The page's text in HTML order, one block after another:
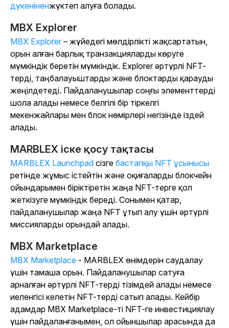
дүкеніненжүктеп алуға болады.
MBX Explorer
MBX Explorer – жүйедегі мөлдірлікті жақсартатын,
орын алған барлық транзакцияларды көруге
мүмкіндік беретін мүмкіндік. Explorer әртүрлі NFT-
терді, таңбалауыштарды және блоктарды қарауды
жеңілдетеді. Пайдаланушылар соңғы элементтерді
шола алады немесе белгілі бір тіркелгі
мекенжайлары мен блок нөмірлері негізінде іздей
алады.
MARBLEX іске қосу тақтасы
MARBLEX Launchpad сізге бастапқы NFT ұсынысы
ретінде жұмыс істейтін және оқиғаларды блокчейн
ойындарымен біріктіретін жаңа NFT-терге қол
жеткізуге мүмкіндік береді. Сонымен қатар,
пайдаланушылар жаңа NFT ұтып алу үшін әртүрлі
миссияларды орындай алады.
MBX Marketplace
MBX Marketplace - MARBLEX өнімдерін саудалау
үшін тамаша орын. Пайдаланушылар сатуға
арналған әртүрлі NFT-терді тізімдей алады немесе
иеленгісі келетін NFT-терді сатып алады. Кейбір
адамдар MBX Marketplace-ті NFT-ге инвестициялау
үшін пайдаланғанымен, ол ойыншылар арасында да